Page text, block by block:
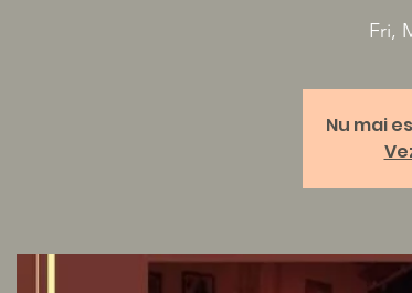
Fri,
Nu mai